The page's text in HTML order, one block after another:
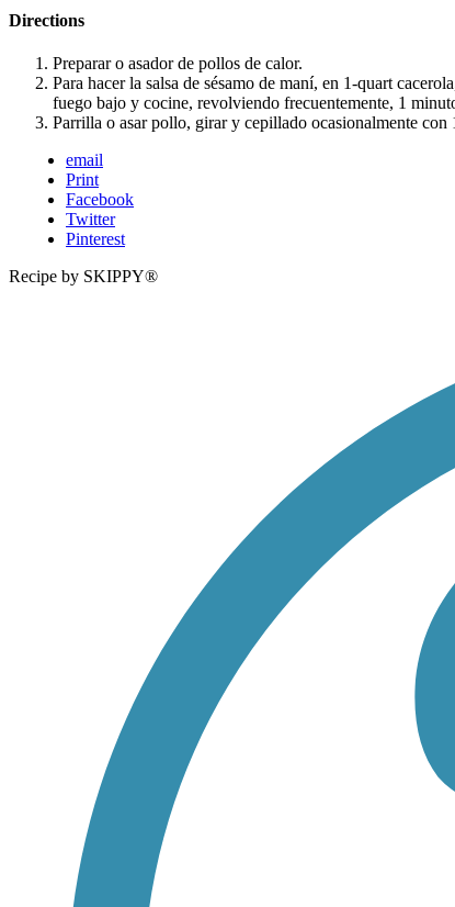
Directions
Preparar o asador de pollos de calor.
Para hacer la salsa de sésamo de maní, en 1-quart
fuego bajo y cocine, revolviendo frecuentemente, 1
Parrilla o asar pollo, girar y cepillado ocasionalmente con
email
Print
Facebook
Twitter
Pinterest
Recipe by SKIPPY®